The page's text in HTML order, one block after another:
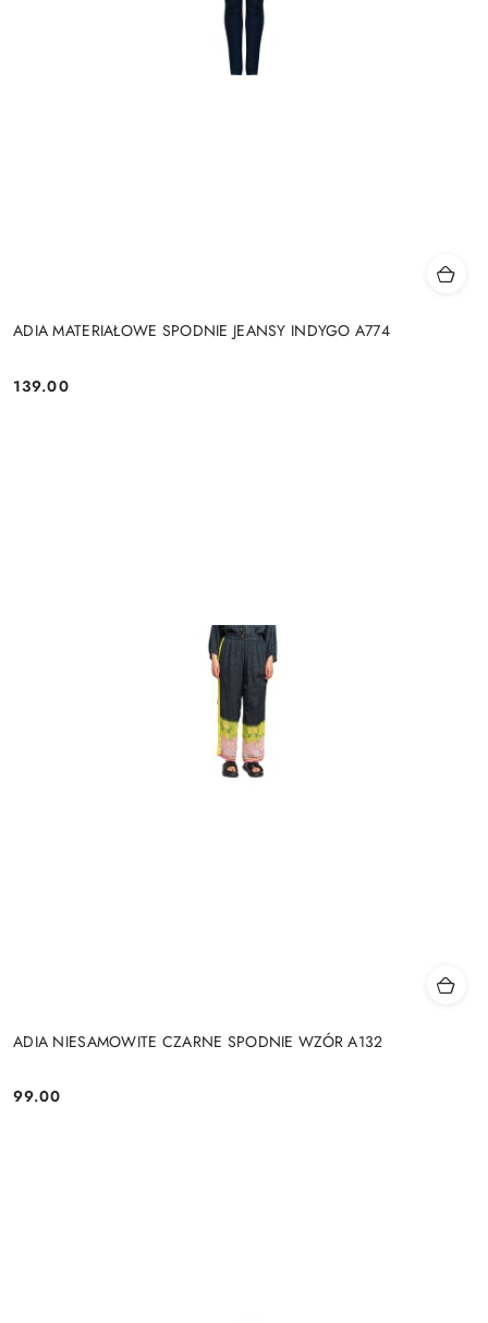
ADIA MATERIAŁOWE SPODNIE JEANSY INDYGO A774
Cena:
139.00
ADIA NIESAMOWITE CZARNE SPODNIE WZÓR A132
Cena:
99.00